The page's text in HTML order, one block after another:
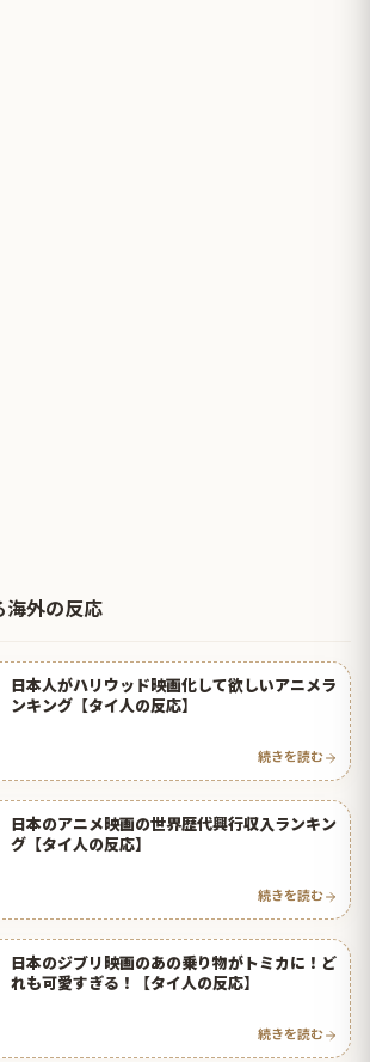
海外の反応
日本人がハリウッド映画化して欲しいアニメラ
ンキング【タイ人の反応】
続きを読む
日本のアニメ映画の世界歴代興行収入ランキン
グ【タイ人の反応】
続きを読む
日本のジブリ映画のあの乗り物がトミカに！ど
れも可愛すぎる！【タイ人の反応】
続きを読む